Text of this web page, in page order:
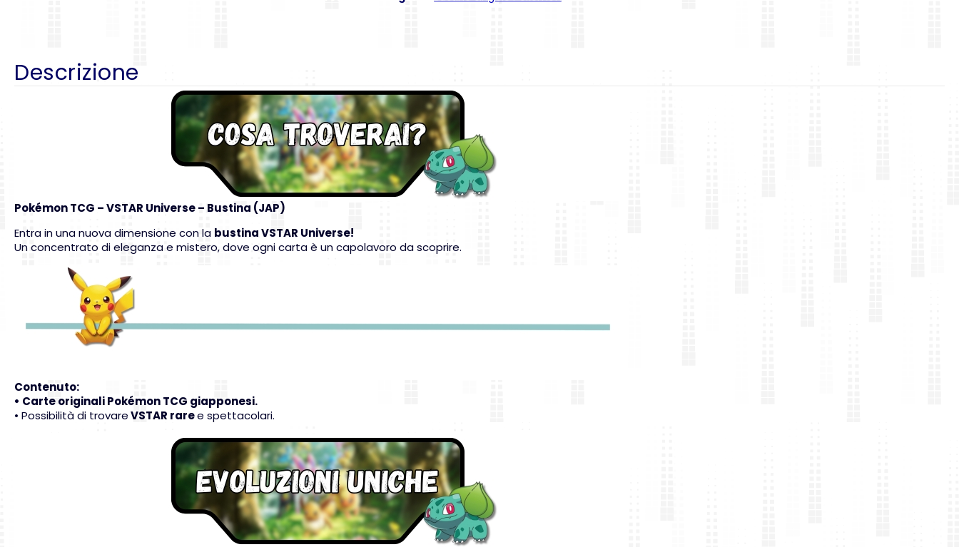
Descrizione
Pokémon TCG – VSTAR Universe – Bustina (JAP)
Entra in una nuova dimensione con la bustina VSTAR Universe!
Un concentrato di eleganza e mistero, dove ogni carta è un capolavoro da scoprire.
Contenuto:
• Carte originali Pokémon TCG giapponesi.
• Possibilità di trovareVSTAR raree spettacolari.